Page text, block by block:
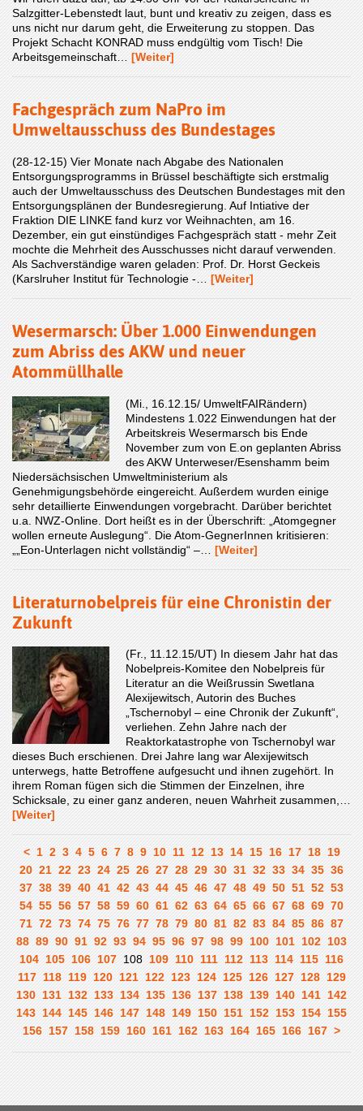
Salzgitter-Lebenstedt laut, bunt und kreativ zu zeigen, dass es
uns nicht nur darum geht, die Erweiterung zu stoppen. Das
Projekt Schacht KONRAD muss endgültig vom Tisch! Die
Arbeitsgemeinschaft… [Weiter]
Fachgespräch zum NaPro im
Umweltausschuss des Bundestages
(28-12-15) Vier Monate nach Abgabe des Nationalen
Entsorgungsprogramms in Brüssel beschäftigte sich erstmalig
auch der Umweltausschuss des Deutschen Bundestages mit den
Entsorgungsplänen der Bundesregierung. Auf Intiative der
Fraktion DIE LINKE fand kurz vor Weihnachten, am 16.
Dezember, ein gut einstündiges Fachgespräch statt - mehr Zeit
mochte die Mehrheit des Ausschusses nicht darauf verwenden.
Als Sachverständige waren geladen: Prof. Dr. Horst Geckeis
(Karslruher Institut für Technologie -… [Weiter]
Wesermarsch: Über 1.000 Einwendungen
zum Abriss des AKW und neuer
Atommüllhalle
(Mi., 16.12.15/ UmweltFAIRändern)
Mindestens 1.022 Einwendungen hat der
Arbeitskreis Wesermarsch bis Ende
November zum von E.on geplanten Abriss
des AKW Unterweser/Esenshamm beim
Niedersächsischen Umweltministerium als
Genehmigungsbehörde eingereicht. Außerdem wurden einige
sehr detaillierte Einwendungen vorgebracht. Darüber berichtet
u.a. NWZ-Online. Dort heißt es in der Überschrift: „Atomgegner
wollen erneute Auslegung“. Die Atom-GegnerInnen kritisieren:
„„Eon-Unterlagen nicht vollständig“ –… [Weiter]
Literaturnobelpreis für eine Chronistin der
Zukunft
(Fr., 11.12.15/UT) In diesem Jahr hat das
Nobelpreis-Komitee den Nobelpreis für
Literatur an die Weißrussin Swetlana
Alexijewitsch, Autorin des Buches
„Tschernobyl – eine Chronik der Zukunft“,
verliehen. Zehn Jahre nach der
Reaktorkatastrophe von Tschernobyl war
dieses Buch erschienen. Drei Jahre lang war Alexijewitsch
unterwegs, hatte Betroffene aufgesucht und ihnen zugehört. In
ihrem Roman fügen sich die Stimmen der Einzelnen, ihre
Schicksale, zu einer ganz anderen, neuen Wahrheit zusammen,…
[Weiter]
< 1 2 3 4 5 6 7 8 9 10 11 12 13 14 15 16 17 18 19
20 21 22 23 24 25 26 27 28 29 30 31 32 33 34 35 36
37 38 39 40 41 42 43 44 45 46 47 48 49 50 51 52 53
54 55 56 57 58 59 60 61 62 63 64 65 66 67 68 69 70
71 72 73 74 75 76 77 78 79 80 81 82 83 84 85 86 87
88 89 90 91 92 93 94 95 96 97 98 99 100 101 102 103
104 105 106 107 108 109 110 111 112 113 114 115 116
117 118 119 120 121 122 123 124 125 126 127 128 129
130 131 132 133 134 135 136 137 138 139 140 141 142
143 144 145 146 147 148 149 150 151 152 153 154 155
156 157 158 159 160 161 162 163 164 165 166 167 >